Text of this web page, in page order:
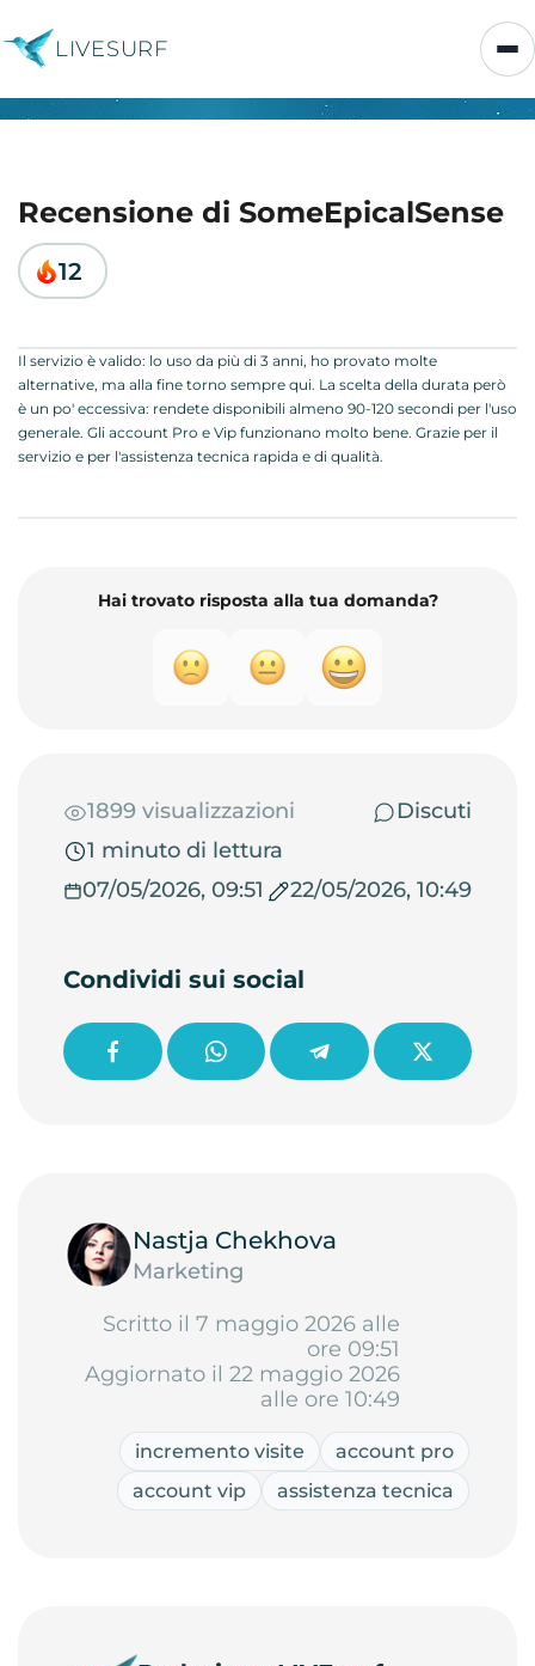
LIVESURF
Recensione di SomeEpicalSense
12
Il servizio è valido: lo uso da più di 3 anni, ho provato molte
alternative, ma alla fine torno sempre qui. La scelta della durata però
è un po' eccessiva: rendete disponibili almeno 90-120 secondi per l'uso
generale. Gli account Pro e Vip funzionano molto bene. Grazie per il
servizio e per l'assistenza tecnica rapida e di qualità.
Hai trovato risposta alla tua domanda?
1899 visualizzazioni
Discuti
1 minuto di lettura
07/05/2026, 09:51
22/05/2026, 10:49
Condividi sui social
Nastja Chekhova
Marketing
Scritto il 7 maggio 2026 alle
ore 09:51
Aggiornato il 22 maggio 2026
alle ore 10:49
incremento visite
account pro
account vip
assistenza tecnica